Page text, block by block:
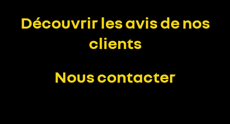
Découvrir les avis de nos
clients
Nous contacter